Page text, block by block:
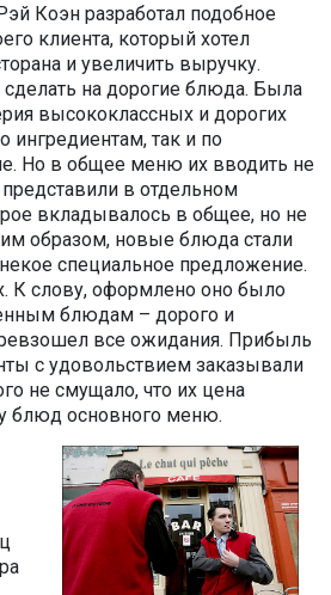
Коэн разработал подобное
клиента, который хотел
и увеличить выручку.
на дорогие блюда. Была
высококлассных и дорогих
ингредиентам, так и по
Но в общее меню их вводить не
в отдельном
вкладывалось в общее, но не
образом, новые блюда стали
специальное предложение.
К слову, оформлено оно было
блюдам – дорого и
все ожидания. Прибыль
с удовольствием заказывали
не смущало, что их цена
блюд основного меню.